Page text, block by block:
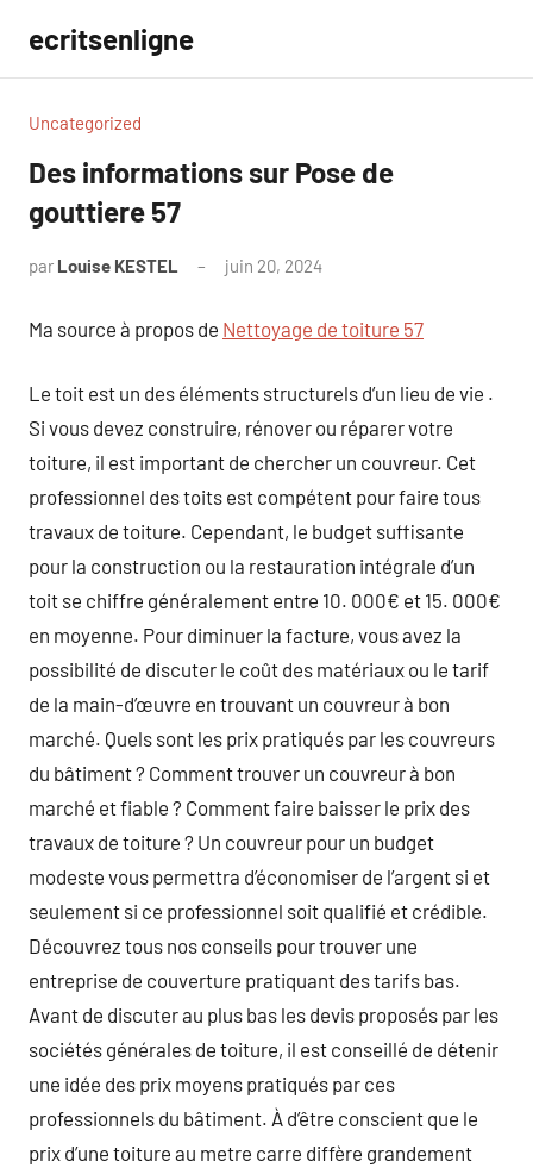
contenu
ecritsenligne
Uncategorized
Des informations sur Pose de
gouttiere 57
par Louise KESTEL juin 20, 2024
Ma source à propos de Nettoyage de toiture 57
Le toit est un des éléments structurels d’un lieu de vie .
Si vous devez construire, rénover ou réparer votre
toiture, il est important de chercher un couvreur. Cet
professionnel des toits est compétent pour faire tous
travaux de toiture. Cependant, le budget suffisante
pour la construction ou la restauration intégrale d’un
toit se chiffre généralement entre 10. 000€ et 15. 000€
en moyenne. Pour diminuer la facture, vous avez la
possibilité de discuter le coût des matériaux ou le tarif
de la main-d’œuvre en trouvant un couvreur à bon
marché. Quels sont les prix pratiqués par les couvreurs
du bâtiment ? Comment trouver un couvreur à bon
marché et fiable ? Comment faire baisser le prix des
travaux de toiture ? Un couvreur pour un budget
modeste vous permettra d’économiser de l’argent si et
seulement si ce professionnel soit qualifié et crédible.
Découvrez tous nos conseils pour trouver une
entreprise de couverture pratiquant des tarifs bas.
Avant de discuter au plus bas les devis proposés par les
sociétés générales de toiture, il est conseillé de détenir
une idée des prix moyens pratiqués par ces
professionnels du bâtiment. À d’être conscient que le
prix d’une toiture au metre carre diffère grandement